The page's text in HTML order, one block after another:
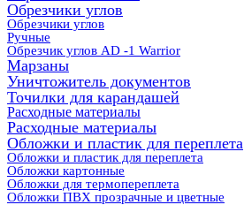
Обрезчики углов
Обрезчики углов
Ручные
Обрезчик углов AD -1 Warrior
Марзаны
Уничтожитель документов
Точилки для карандашей
Расходные материалы
Расходные материалы
Обложки и пластик для переплета
Обложки и пластик для переплета
Обложки картонные
Обложки для термопереплета
Обложки ПВХ прозрачные и цветные